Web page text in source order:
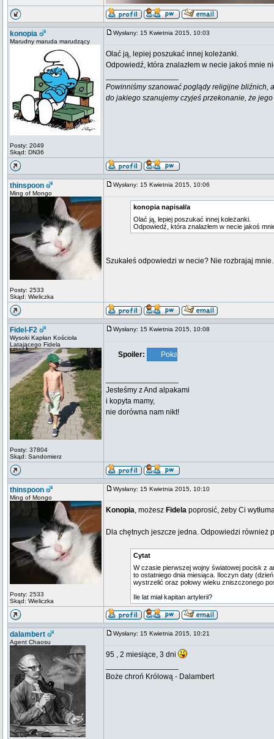
konopia
Marudny maruda marudzący
Posty: 2049
Skąd: DN36
Wysłany: 15 Kwietnia 2015, 10:03
Olać ją, lepiej poszukać innej koleżanki.
Odpowiedź, która znalazłem w necie jakoś mnie
Powinniśmy szanować poglądy religijne bliźnich,
do jakiego szanujemy czyjeś przekonanie, że
thinspoon
Ming of Mongo
Posty: 2533
Skąd: Wieliczka
Wysłany: 15 Kwietnia 2015, 10:06
konopia napisał/a
Olać ją, lepiej poszukać innej koleżanki.
Odpowiedź, która znalazłem w necie jakoś
Szukałeś odpowiedzi w necie? Nie rozbrajaj mnie.
Fidel-F2
Wysoki Kapłan Kościoła
Latającego Fidela
Posty: 37804
Skąd: Sandomierz
Wysłany: 15 Kwietnia 2015, 10:08
Spoiler:
Jesteśmy z And alpakami
i kopyta mamy,
nie dorówna nam nikt!
thinspoon
Ming of Mongo
Posty: 2533
Skąd: Wieliczka
Wysłany: 15 Kwietnia 2015, 10:10
Konopia, możesz Fidela poprosić, żeby Ci
Dla chętnych jeszcze jedna. Odpowiedzi również
Cytat
W czasie pierwszej wojny światowej pocisk z
to ostatniego dnia miesiąca. Iloczyn daty
wystrzelić oraz połowy wieku zniszczonego
Ile lat miał kapitan artylerii?
dalambert
Agent Chaosu
Wysłany: 15 Kwietnia 2015, 10:21
95 , 2 miesiące, 3 dni
Boże chroń Królową - Dalambert